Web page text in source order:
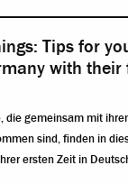
Tips for
with their
die gemeinsam mit
sind, finden in
ersten Zeit in